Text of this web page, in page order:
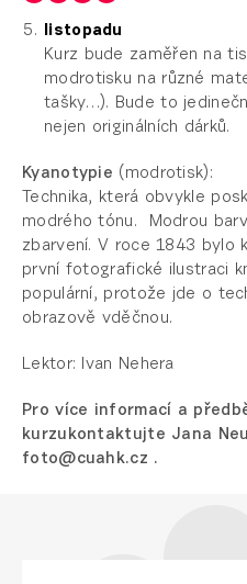
listopadu
Kurz bude zaměřen na
modrotisku na různé
tašky…). Bude to
nejen originálních dárků.
Kyanotypie (modrotisk):
Technika, která obvykle
modrého tónu. Modrou
zbarvení. V roce 1843 bylo
první fotografické ilustraci
populární, protože jde o
obrazově vděčnou.
Lektor: Ivan Nehera
Pro více informací a
kurzukontaktujte Jana
foto@cuahk.cz .